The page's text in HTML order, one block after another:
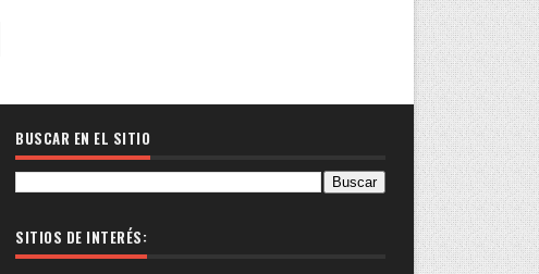
BUSCAR EN EL SITIO
SITIOS DE INTERÉS: